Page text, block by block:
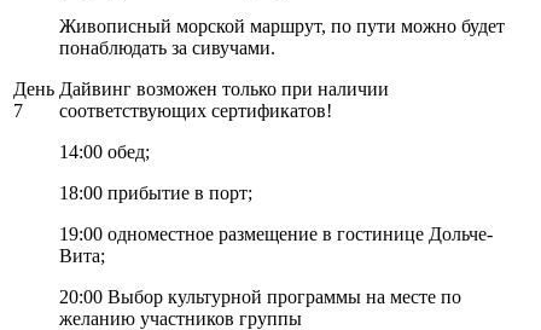
День
7
Живописный морской маршрут, по пути можно будет
понаблюдать за сивучами.
Дайвинг возможен только при наличии
соответствующих сертификатов!
14:00 обед;
18:00 прибытие в порт;
19:00 одноместное размещение в гостинице Дольче-
Вита;
20:00 Выбор культурной программы на месте по
желанию участников группы